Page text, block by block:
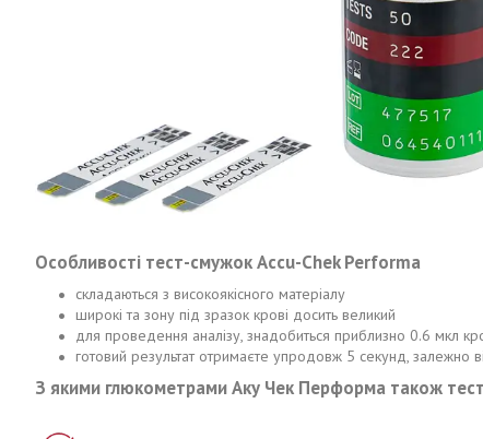
Особливості тест-смужок Accu-Chek Performa
складаються з високоякісного матеріалу
широкі та зону під зразок крові досить великий
для проведення аналізу, знадобиться приблизно 0.6 мкл
готовий результат отримаєте упродовж 5 секунд, залежно
З якими глюкометрами Аку Чек Перформа також